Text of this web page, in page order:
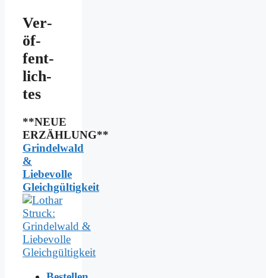
Ver­
öf­
fent­
lich­
tes
**NEUE
ERZÄHLUNG**
Grindelwald
&
Liebevolle
Gleichgültigkeit